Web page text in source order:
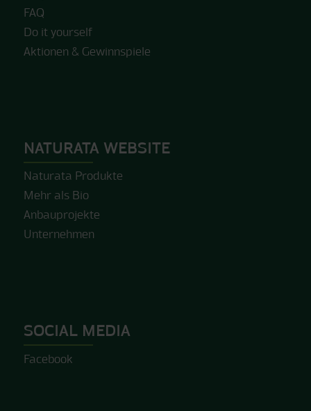
FAQ
Do it yourself
Aktionen & Gewinnspiele
NATURATA WEBSITE
Naturata Produkte
Mehr als Bio
Anbauprojekte
Unternehmen
SOCIAL MEDIA
Facebook